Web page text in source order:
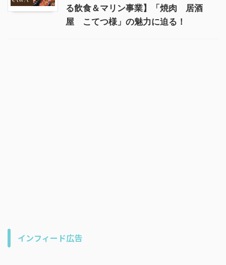
る飲食＆マリン事業】「焼肉 居酒
屋 こてつ様」の魅力に迫る！
インフィード広告